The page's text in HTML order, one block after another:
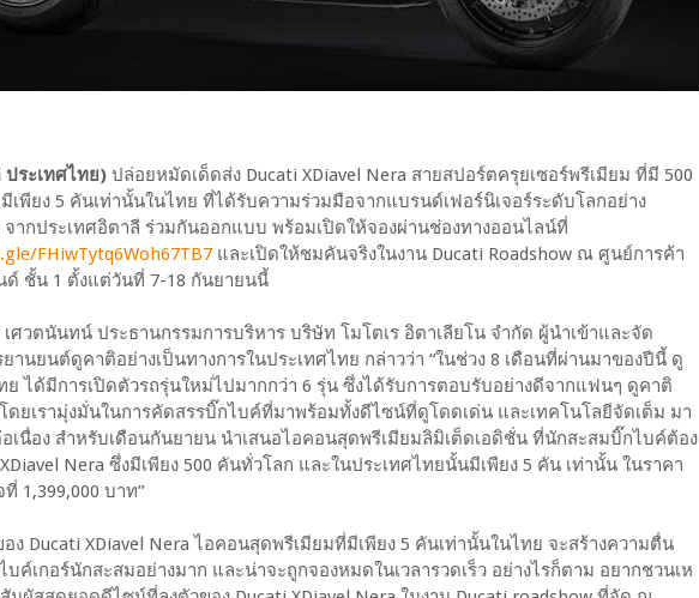
ระเทศไทย) ปล่อยหมัดเด็ดส่ง Ducati XDiavel Nera สายสปอร์ตครุยเซอร์พรีเมียม ที่มี 500
เพียง 5 คันเท่านั้นในไทย ที่ได้รับความร่วมมือจากแบรนด์เฟอร์นิเจอร์ระดับโลกอย่าง
จากประเทศอิตาลี ร่วมกันออกแบบ พร้อมเปิดให้จองผ่านช่องทางออนไลน์ที่
FHiwTytq6Woh67TB7 และเปิดให้ชมคันจริงในงาน Ducati Roadshow ณ ศูนย์การค้า
ชั้น 1 ตั้งแต่วันที่ 7-18 กันยายนนี้
ศวตนันทน์ ประธานกรรมการบริหาร บริษัท โมโตเร อิตาเลียโน จำกัด ผู้นำเข้าและจัด
านยนต์ดูคาติอย่างเป็นทางการในประเทศไทย กล่าวว่า “ในช่วง 8 เดือนที่ผ่านมาของปีนี้ ดู
ย ได้มีการเปิดตัวรถรุ่นใหม่ไปมากกว่า 6 รุ่น ซึ่งได้รับการตอบรับอย่างดีจากแฟนๆ ดูคาติ
ดยเรามุ่งมั่นในการคัดสรรบิ๊กไบค์ที่มาพร้อมทั้งดีไซน์ที่ดูโดดเด่น และเทคโนโลยีจัดเต็ม มา
เนื่อง สำหรับเดือนกันยายน นำเสนอไอคอนสุดพรีเมียมลิมิเต็ดเอดิชั่น ที่นักสะสมบิ๊กไบค์ต้อง
Nera ซึ่งมีเพียง 500 คันทั่วโลก และในประเทศไทยนั้นมีเพียง 5 คัน เท่านั้น ในราคา
ที่ 1,399,000 บาท”
อง Ducati XDiavel Nera ไอคอนสุดพรีเมียมที่มีเพียง 5 คันเท่านั้นในไทย จะสร้างความตื่น
บค์เกอร์นักสะสมอย่างมาก และน่าจะถูกจองหมดในเวลารวดเร็ว อย่างไรก็ตาม อยากชวนเห